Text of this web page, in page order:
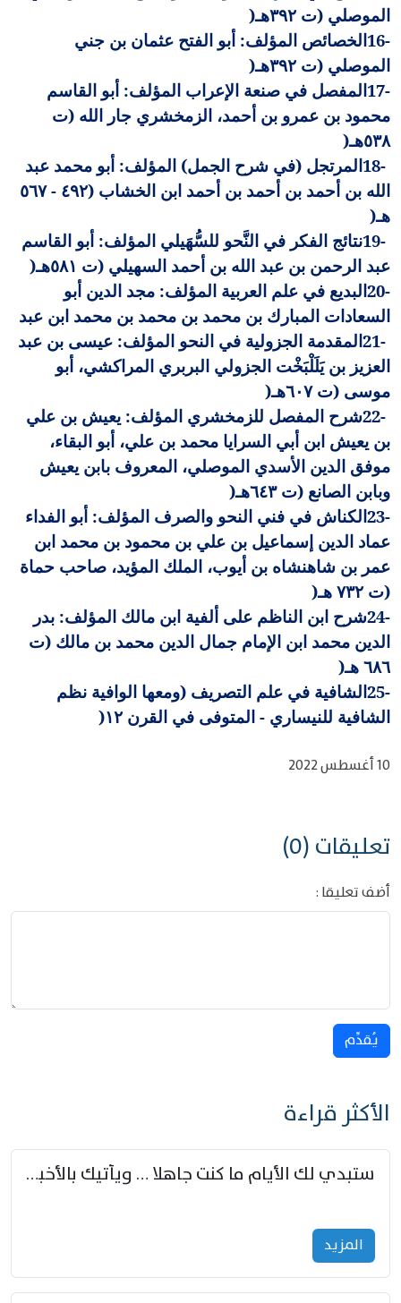
الموصلي (ت ٣٩٢هـ
)
16-الخصائص المؤلف: أبو الفتح عثمان بن جني
الموصلي (ت ٣٩٢هـ
)
17-المفصل في صنعة الإعراب المؤلف: أبو القاسم
محمود بن عمرو بن أحمد، الزمخشري جار الله (ت
٥٣٨هـ
)
18-المرتجل (في شرح الجمل) المؤلف: أبو محمد عبد
الله بن أحمد بن أحمد بن أحمد ابن الخشاب (٤٩٢ - ٥٦٧
هـ)
19-نتائج الفكر في النَّحو للسُّهَيلي المؤلف: أبو القاسم
عبد الرحمن بن عبد الله بن أحمد السهيلي (ت ٥٨١هـ
)
20-البديع في علم العربية المؤلف: مجد الدين أبو
السعادات المبارك بن محمد بن محمد بن محمد ابن عبد
21-المقدمة الجزولية في النحو المؤلف: عيسى بن عبد
العزيز بن يَلَلْبَخْت الجزولي البربري المراكشي، أبو
موسى (ت ٦٠٧هـ
)
22-شرح المفصل للزمخشري المؤلف: يعيش بن علي
بن يعيش ابن أبي السرايا محمد بن علي، أبو البقاء،
موفق الدين الأسدي الموصلي، المعروف بابن يعيش
وبابن الصانع (ت ٦٤٣هـ
)
23-الكناش في فني النحو والصرف المؤلف: أبو الفداء
عماد الدين إسماعيل بن علي بن محمود بن محمد ابن
عمر بن شاهنشاه بن أيوب، الملك المؤيد، صاحب حماة
(ت ٧٣٢ هـ
)
24-شرح ابن الناظم على ألفية ابن مالك المؤلف: بدر
الدين محمد ابن الإمام جمال الدين محمد بن مالك (ت
٦٨٦ هـ
)
25-الشافية في علم التصريف (ومعها الوافية نظم
الشافية للنيساري - المتوفى في القرن ١٢
)
10 أغسطس 2022
تعليقات (0)
أضف تعليقا :
يُقدِّم
الأكثر قراءة
ستبدي لك الأيام ما كنت جاهلا … ويأتيك بالأخبار من لم تزوّد
المزید